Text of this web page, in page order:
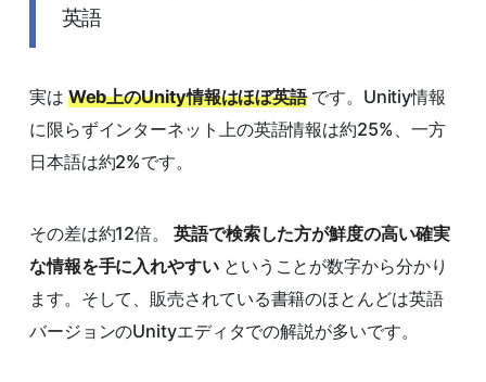
英語
実は Web上のUnity情報はほぼ英語です。Unitiy情報
に限らずインターネット上の英語情報は約25%、一方
日本語は約2%です。
その差は約12倍。 英語で検索した方が鮮度の高い確実
な情報を手に入れやすいということが数字から分かり
ます。そして、販売されている書籍のほとんどは英語
バージョンのUnityエディタでの解説が多いです。